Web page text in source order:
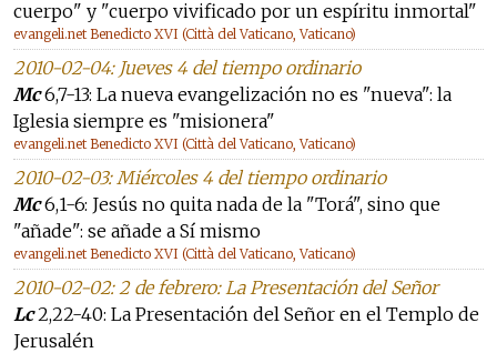
cuerpo" y "cuerpo vivificado por un espíritu inmortal"
evangeli.net Benedicto XVI (Città del Vaticano, Vaticano)
2010-02-04: Jueves 4 del tiempo ordinario
Mc6,7-13: La nueva evangelización no es "nueva": la
Iglesia siempre es "misionera"
evangeli.net Benedicto XVI (Città del Vaticano, Vaticano)
2010-02-03: Miércoles 4 del tiempo ordinario
Mc6,1-6: Jesús no quita nada de la "Torá", sino que
"añade": se añade a Sí mismo
evangeli.net Benedicto XVI (Città del Vaticano, Vaticano)
2010-02-02: 2 de febrero: La Presentación del Señor
Lc2,22-40: La Presentación del Señor en el Templo de
Jerusalén